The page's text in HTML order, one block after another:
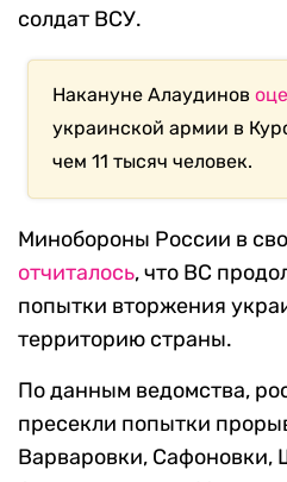
солдат ВСУ.
Накануне Алаудинов
украинской армии в
чем 11 тысяч человек.
Минобороны России в
отчиталось, что ВС
попытки вторжения
территорию страны.
По данным ведомства,
пресекли попытки
Варваровки, Сафоновки,